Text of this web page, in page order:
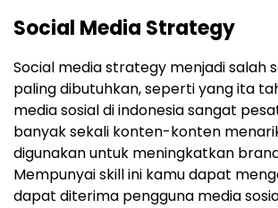
Social Media Strategy
Social media strategy menjadi salah
paling dibutuhkan, seperti yang ita
media sosial di indonesia sangat
banyak sekali konten-konten
digunakan untuk meningkatkan
Mempunyai skill ini kamu dapat
dapat diterima pengguna media